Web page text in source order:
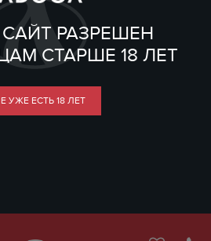
РАЗРЕШЕН
СТАРШЕ 18 ЛЕТ
УЖЕ ЕСТЬ 18 ЛЕТ